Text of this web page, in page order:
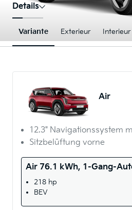
Details
Variante Exterieur Interieur
Air
12.3" Navigationssystem
Sitzbelüftung vorne
Air 76.1 kWh, 1-Gang-
218 hp
BEV